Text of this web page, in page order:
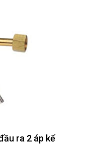
ra 2 áp kế